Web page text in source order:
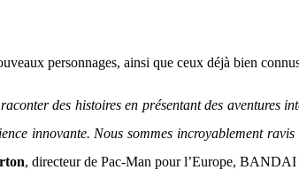
personnages, ainsi que ceux déjà bien
des histoires en présentant des aventures
innovante. Nous sommes incroyablement
, directeur de Pac-Man pour l’Europe,